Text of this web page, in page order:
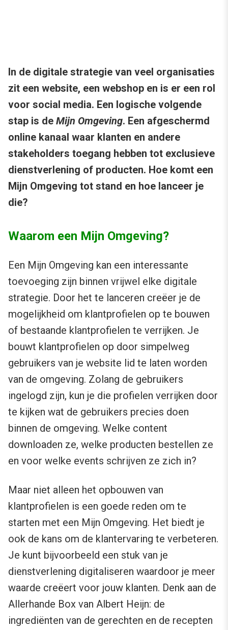
In de digitale strategie van veel organisaties
zit een website, een webshop en is er een rol
voor social media. Een logische volgende
stap is de Mijn Omgeving. Een afgeschermd
online kanaal waar klanten en andere
stakeholders toegang hebben tot exclusieve
dienstverlening of producten. Hoe komt een
Mijn Omgeving tot stand en hoe lanceer je
die?
Waarom een Mijn Omgeving?
Een Mijn Omgeving kan een interessante
toevoeging zijn binnen vrijwel elke digitale
strategie. Door het te lanceren creëer je de
mogelijkheid om klantprofielen op te bouwen
of bestaande klantprofielen te verrijken. Je
bouwt klantprofielen op door simpelweg
gebruikers van je website lid te laten worden
van de omgeving. Zolang de gebruikers
ingelogd zijn, kun je die profielen verrijken door
te kijken wat de gebruikers precies doen
binnen de omgeving. Welke content
downloaden ze, welke producten bestellen ze
en voor welke events schrijven ze zich in?
Maar niet alleen het opbouwen van
klantprofielen is een goede reden om te
starten met een Mijn Omgeving. Het biedt je
ook de kans om de klantervaring te verbeteren.
Je kunt bijvoorbeeld een stuk van je
dienstverlening digitaliseren waardoor je meer
waarde creëert voor jouw klanten. Denk aan de
Allerhande Box van Albert Heijn: de
ingrediënten van de gerechten en de recepten